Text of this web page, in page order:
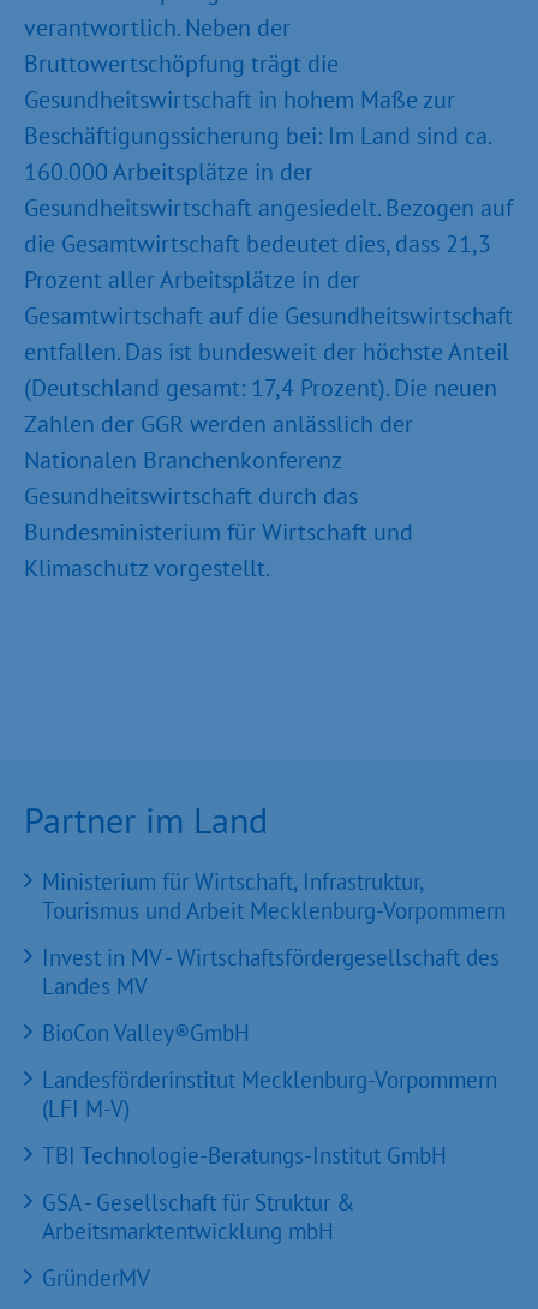
verantwortlich. Neben der
Bruttowertschöpfung trägt die
Gesundheitswirtschaft in hohem Maße zur
Beschäftigungssicherung bei: Im Land sind ca.
160.000 Arbeitsplätze in der
Gesundheitswirtschaft angesiedelt. Bezogen auf
die Gesamtwirtschaft bedeutet dies, dass 21,3
Prozent aller Arbeitsplätze in der
Gesamtwirtschaft auf die Gesundheitswirtschaft
entfallen. Das ist bundesweit der höchste Anteil
(Deutschland gesamt: 17,4 Prozent). Die neuen
Zahlen der GGR werden anlässlich der
Nationalen Branchenkonferenz
Gesundheitswirtschaft durch das
Bundesministerium für Wirtschaft und
Klimaschutz vorgestellt.
Partner im Land
Ministerium für Wirtschaft, Infrastruktur,
Tourismus und Arbeit Mecklenburg-Vorpommern
Invest in MV - Wirtschaftsfördergesellschaft des
Landes MV
BioCon Valley®GmbH
Landesförderinstitut Mecklenburg-Vorpommern
(LFI M-V)
TBI Technologie-Beratungs-Institut GmbH
GSA - Gesellschaft für Struktur &
Arbeitsmarktentwicklung mbH
GründerMV